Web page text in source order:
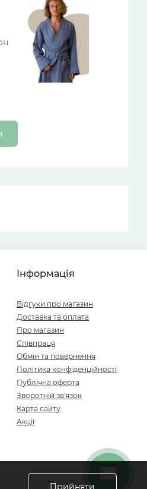
ХАЛАТИ
Інформація
Відгуки про магазин
Доставка та оплата
Про магазин
Співпраця
Обмін та повернення
Політика конфіденційності
Публічна оферта
Зворотній зв'язок
Карта сайту
Акції
Прийняти